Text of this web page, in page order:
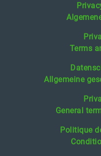
Terms
Allgemeine
General
Politique